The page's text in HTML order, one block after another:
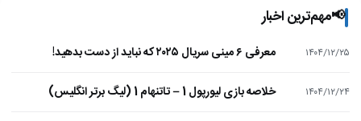
📢مهم‌ترین اخبار
۱۴۰۴/۱۲/۲۵ معرفی ۶ مینی سریال ۲۰۲۵ که نباید از دست بدهید!
۱۴۰۴/۱۲/۲۴ خلاصه بازی لیورپول 1 – تاتنهام 1 (لیگ برتر انگلیس)